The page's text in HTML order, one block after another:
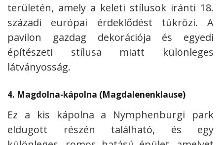
területén, amely a keleti stílusok iránti 18.
századi európai érdeklődést tükrözi. A
pavilon gazdag dekorációja és egyedi
építészeti stílusa miatt különleges
látványosság.
4. Magdolna-kápolna (Magdalenenklause)
Ez a kis kápolna a Nymphenburgi park
eldugott részén található, és egy